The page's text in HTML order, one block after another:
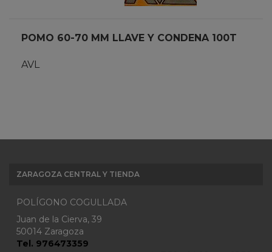
POMO 60-70 MM LLAVE Y CONDENA 100T
AVL
ZARAGOZA CENTRAL Y TIENDA
POLÍGONO COGULLADA
Juan de la Cierva, 39
50014 Zaragoza
Tel. 976473359